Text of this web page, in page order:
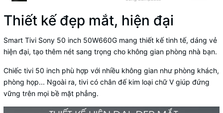
Thiết kế đẹp mắt, hiện đại
Smart Tivi Sony 50 inch 50W660G mang thiết kế tinh tế, dáng vẻ
hiện đại, tạo thêm nét sang trọng cho không gian phòng nhà bạn.
Chiếc tivi 50 inch phù hợp với nhiều không gian như phòng khách,
phòng họp... Ngoài ra, tivi có chân đế kim loại chữ V giúp đứng
vững trên mọi bề mặt phẳng.